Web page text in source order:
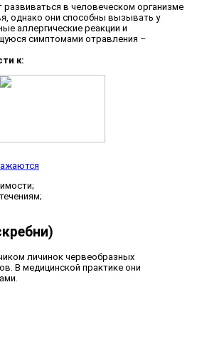
развиваться в человеческом организме
однако они способны вызывать у
аллергические реакции и
симптомами отравления –
к:
личинок червеобразных
В медицинской практике они